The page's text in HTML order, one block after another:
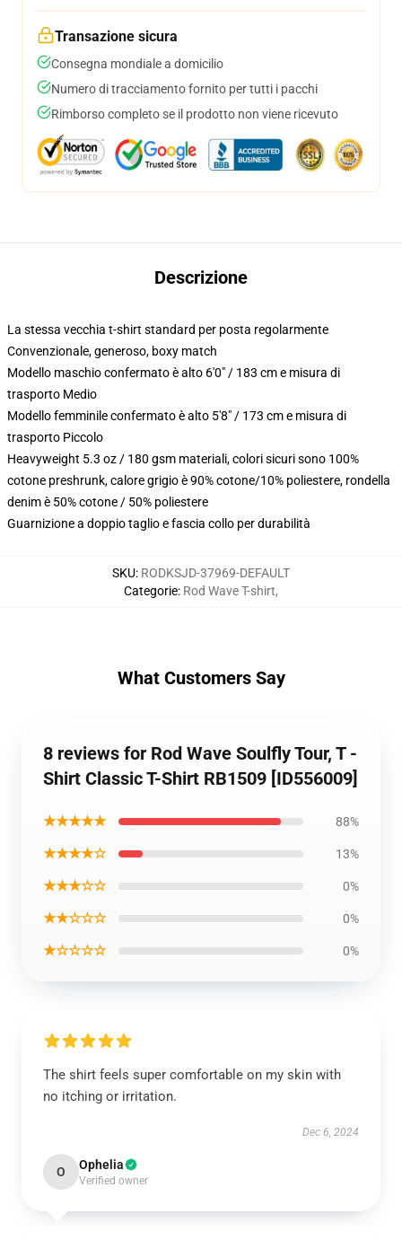
Transazione sicura
Consegna mondiale a domicilio
Numero di tracciamento fornito per tutti i pacchi
Rimborso completo se il prodotto non viene ricevuto
Descrizione
La stessa vecchia t-shirt standard per posta regolarmente
Convenzionale, generoso, boxy match
Modello maschio confermato è alto 6'0" / 183 cm e misura di
trasporto Medio
Modello femminile confermato è alto 5'8" / 173 cm e misura di
trasporto Piccolo
Heavyweight 5.3 oz / 180 gsm materiali, colori sicuri sono 100%
cotone preshrunk, calore grigio è 90% cotone/10% poliestere, rondella
denim è 50% cotone / 50% poliestere
Guarnizione a doppio taglio e fascia collo per durabilità
SKU: RODKSJD-37969-DEFAULT
Categorie: Rod Wave T-shirt,
What Customers Say
8 reviews for Rod Wave Soulfly Tour, T -
Shirt Classic T-Shirt RB1509 [ID556009]
★★★★★ 88%
★★★★☆ 13%
★★★☆☆ 0%
★★☆☆☆ 0%
★☆☆☆☆ 0%
The shirt feels super comfortable on my skin with
no itching or irritation.
Dec 6, 2024
O Ophelia
Verified owner